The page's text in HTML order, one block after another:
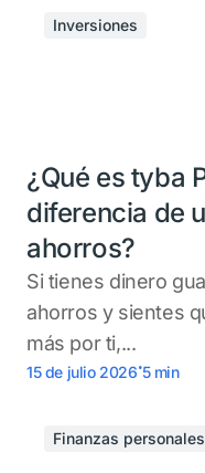
Inversiones
¿Qué es tyba
diferencia de
ahorros?
Si tienes dinero
ahorros y sientes
más por ti,...
15 de julio 2026.5 min
Finanzas personales